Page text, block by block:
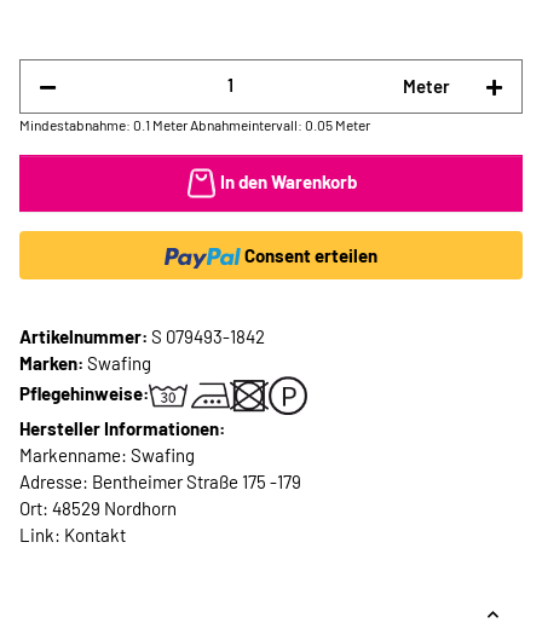
Meter
Mindestabnahme: 0.1 Meter Abnahmeintervall: 0.05 Meter
In den Warenkorb
Consent erteilen
Artikelnummer: S 079493-1842
Marken: Swafing
Pflegehinweise:
Hersteller Informationen:
Markenname: Swafing
Adresse: Bentheimer Straße 175 -179
Ort: 48529 Nordhorn
Link: Kontakt